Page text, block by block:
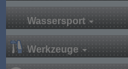
Wassersport
Werkzeuge